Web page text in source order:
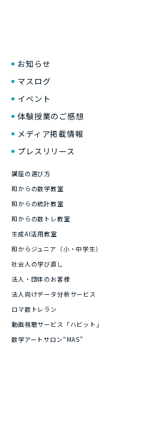
お知らせ
マスログ
イベント
体験授業のご感想
メディア掲載情報
プレスリリース
講座の選び方
和からの数学教室
和からの統計教室
和からの数トレ教室
生成AI活用教室
和からジュニア（小・中学生）
社会人の学び直し
法人・団体のお客様
法人向けデータ分析サービス
ロマ数トレラン
動画視聴サービス「ハビット」
数学アートサロン“MAS”